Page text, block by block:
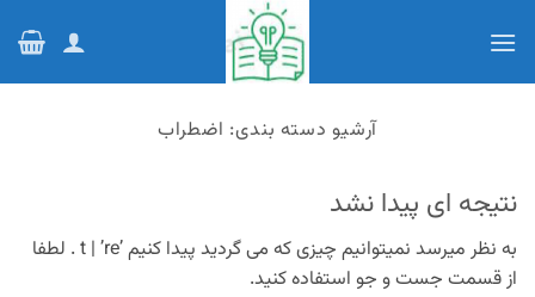
آرشیو دسته بندی: اضطراب
نتیجه ای پیدا نشد
به نظر میرسد نمیتوانیم چیزی که می گردید پیدا کنیم ’t | ’re . لطفا
از قسمت جست و جو استفاده کنید.